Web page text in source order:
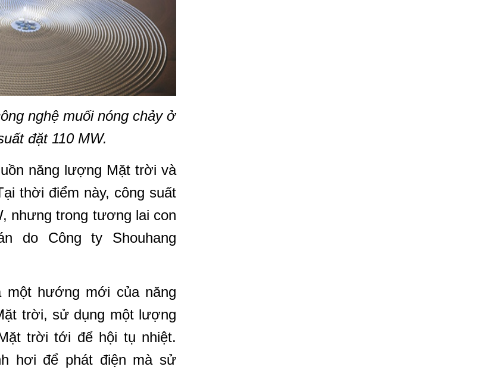
nghệ muối nóng chảy ở
đặt 110 MW.
năng lượng Mặt trời và
thời điểm này, công suất
nhưng trong tương lai con
do Công ty Shouhang
một hướng mới của năng
trời, sử dụng một lượng
trời tới để hội tụ nhiệt.
hơi để phát điện mà sử